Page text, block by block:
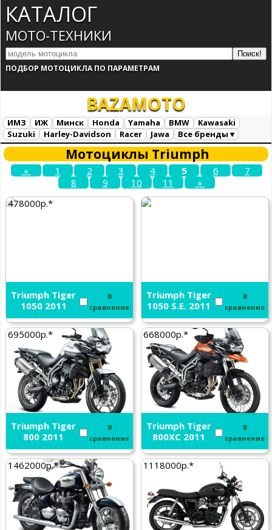
КАТАЛОГ
МОТО-ТЕХНИКИ
ПОДБОР МОТОЦИКЛА ПО ПАРАМЕТРАМ
BAZAMOTO
ИМЗ ИЖ Минск Honda Yamaha BMW
Kawasaki
Suzuki
Harley-Davidson Racer Jawa
Все бренды ▾
Все марки
Загрузка...
Мотоциклы Triumph
« 1 2 3 4 5 6
7
8
9 10 11
»
478000р.*
Triumph Tiger
1050 2011
В
сравнение
Triumph Tiger
1050 S.E. 2011
В
сравнение
695000р.*
Triumph Tiger
800 2011
В
сравнение
668000р.*
Triumph Tiger
800XC 2011
В
сравнение
1462000р.* 1118000р.*